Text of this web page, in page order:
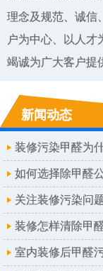
理念及规范、诚信
户为中心、以人才
竭诚为广大客户提
新闻动态
装修污染甲醛为
理呢
如何选择除甲醛
关注装修污染问
装修怎样清除甲
室内装修后甲醛